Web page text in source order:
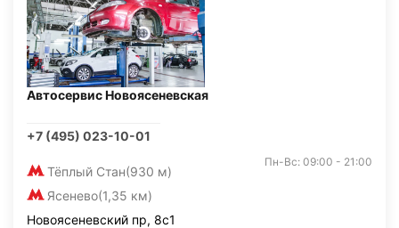
Автосервис Новоясеневская
+7 (495) 023-10-01
Тёплый Стан(930 м)
Ясенево(1,35 км)
Пн-Вс: 09:00 - 21:00
Новоясеневский пр, 8с1